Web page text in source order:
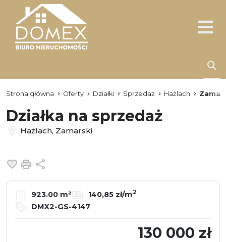
Strona główna Oferty Działki Sprzedaż Hażlach
Działka na sprzedaż
Hażlach, Zamarski
Dodaj do ulubionych
Drukuj
923.00 m² 140,85 zł/m2
DMX2-GS-4147
130 000 zł